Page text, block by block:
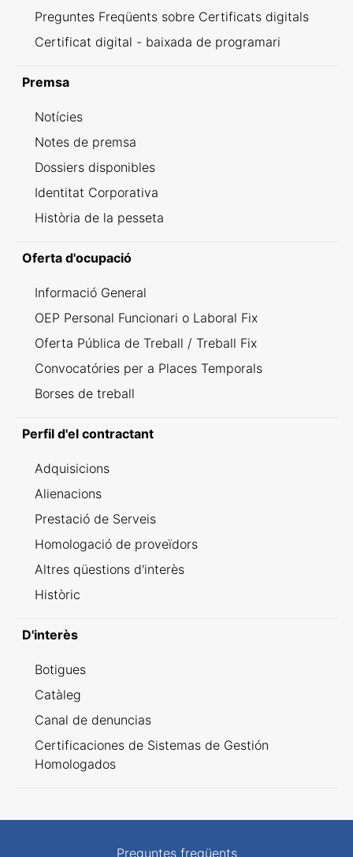
Preguntes Freqüents sobre Certificats digitals
Certificat digital - baixada de programari
Premsa
Notícies
Notes de premsa
Dossiers disponibles
Identitat Corporativa
Història de la pesseta
Oferta d'ocupació
Informació General
OEP Personal Funcionari o Laboral Fix
Oferta Pública de Treball / Treball Fix
Convocatóries per a Places Temporals
Borses de treball
Perfil d'el contractant
Adquisicions
Alienacions
Prestació de Serveis
Homologació de proveïdors
Altres qüestions d'interès
Històric
D'interès
Botigues
Catàleg
Canal de denuncias
Certificaciones de Sistemas de Gestión
Homologados
Preguntes freqüents